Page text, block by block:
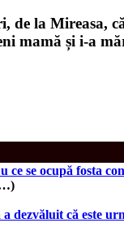
la Mireasa,
mamă și i-a
se ocupă fosta
dezvăluit că este